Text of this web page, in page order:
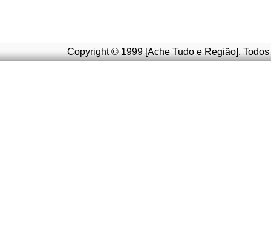
Copyright © 1999 [Ache Tudo e Região].